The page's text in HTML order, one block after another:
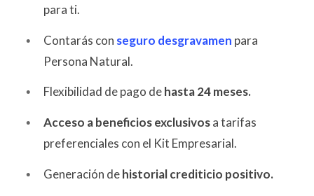
para ti.
Contarás con seguro desgravamen para
Persona Natural.
Flexibilidad de pago dehasta 24 meses.
Acceso a beneficios exclusivosa tarifas
preferenciales con el Kit Empresarial.
Generación dehistorial crediticio positivo.